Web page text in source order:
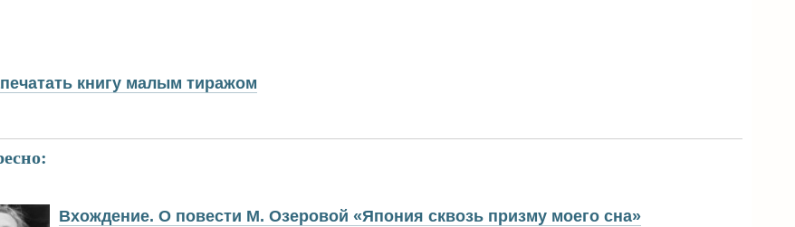
книгу малым тиражом
Вхождение. О повести М. Озеровой «Япония сквозь призму моего сна»